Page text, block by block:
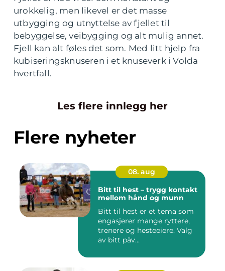
urokkelig, men likevel er det masse
utbygging og utnyttelse av fjellet til
bebyggelse, veibygging og alt mulig annet.
Fjell kan alt føles det som. Med litt hjelp fra
kubiseringsknuseren i et knuseverk i Volda
hvertfall.
Les flere innlegg her
Flere nyheter
08. aug
Bitt til hest – trygg kontakt
mellom hånd og munn
Bitt til hest er et tema som
engasjerer mange ryttere,
trenere og hesteeiere. Valg
av bitt påv...